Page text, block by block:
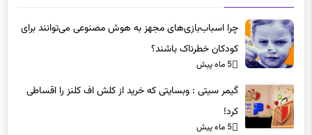
چرا اسباب‌بازی‌های مجهز به هوش مصنوعی می‌توانند برای
کودکان خطرناک باشند؟
5 ماه پیش
گیمر سیتی : وبسایتی که خرید از کلش اف کلنز را اقساطی
کرد!
5 ماه پیش